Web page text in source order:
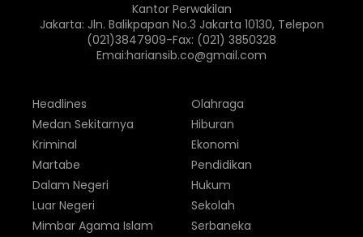
Kantor Perwakilan
Jakarta: Jln. Balikpapan No.3 Jakarta 10130, Telepon
(021)3847909-Fax: (021) 3850328
Emai:hariansib.co@gmail.com
Headlines
Medan Sekitarnya
Kriminal
Martabe
Dalam Negeri
Luar Negeri
Olahraga
Hiburan
Ekonomi
Pendidikan
Hukum
Sekolah
Mimbar Agama Islam
Serbaneka